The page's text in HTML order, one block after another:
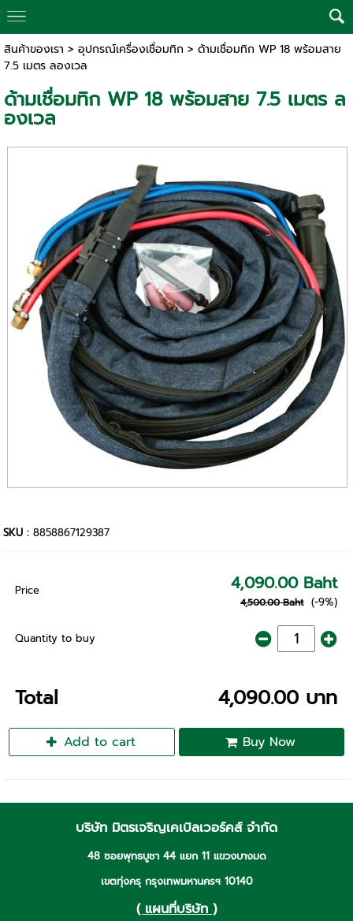
สินค้าของเรา > อุปกรณ์เครื่องเชื่อมทิก > ด้ามเชื่อมทิก WP 18 พร้อมสาย
7.5 เมตร ลองเวล
ด้ามเชื่อมทิก WP 18 พร้อมสาย 7.5 เมตร ล
องเวล
SKU :8858867129387
Price 4,090.00 Baht
4,500.00 Baht (-9%)
Quantity to buy
Total 4,090.00 บาท
Add to cart Buy Now
บริษัท มิตรเจริญเคเบิลเวอร์คส์ จำกัด
48 ซอยพุทธบูชา 44 แยก 11 แขวงบางมด
เขตทุ่งครุ กรุงเทพมหานครฯ 10140
( แผนที่บริษัท )